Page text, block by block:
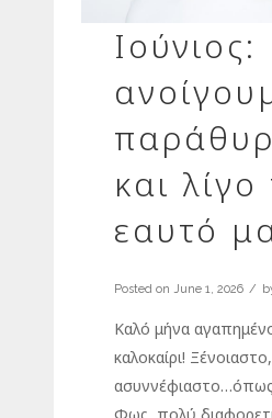
Ιούνιος:
και λίγο
εαυτό
Posted on June 1, 2026
Καλό μήνα
καλοκαίρι!
ασυννέφιαστο…όπως